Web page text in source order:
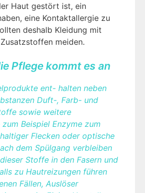
Haut gestört ist, ein
eine Kontaktallergie zu
deshalb Kleidung mit
meiden.
Pflege kommt es an
ent- halten neben
Duft-, Farb- und
sowie weitere
Beispiel Enzyme zum
Flecken oder optische
dem Spülgang verbleiben
Stoffe in den Fasern und
zu Hautreizungen führen
Fällen, Auslöser